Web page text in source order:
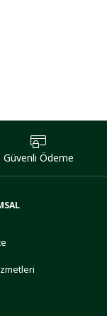
Güvenli Ödeme